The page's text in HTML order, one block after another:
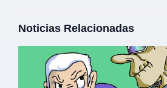
Noticias Relacionadas